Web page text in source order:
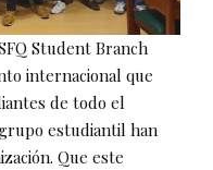
Student Branch
internacional que
de todo el
estudiantil han
Que este